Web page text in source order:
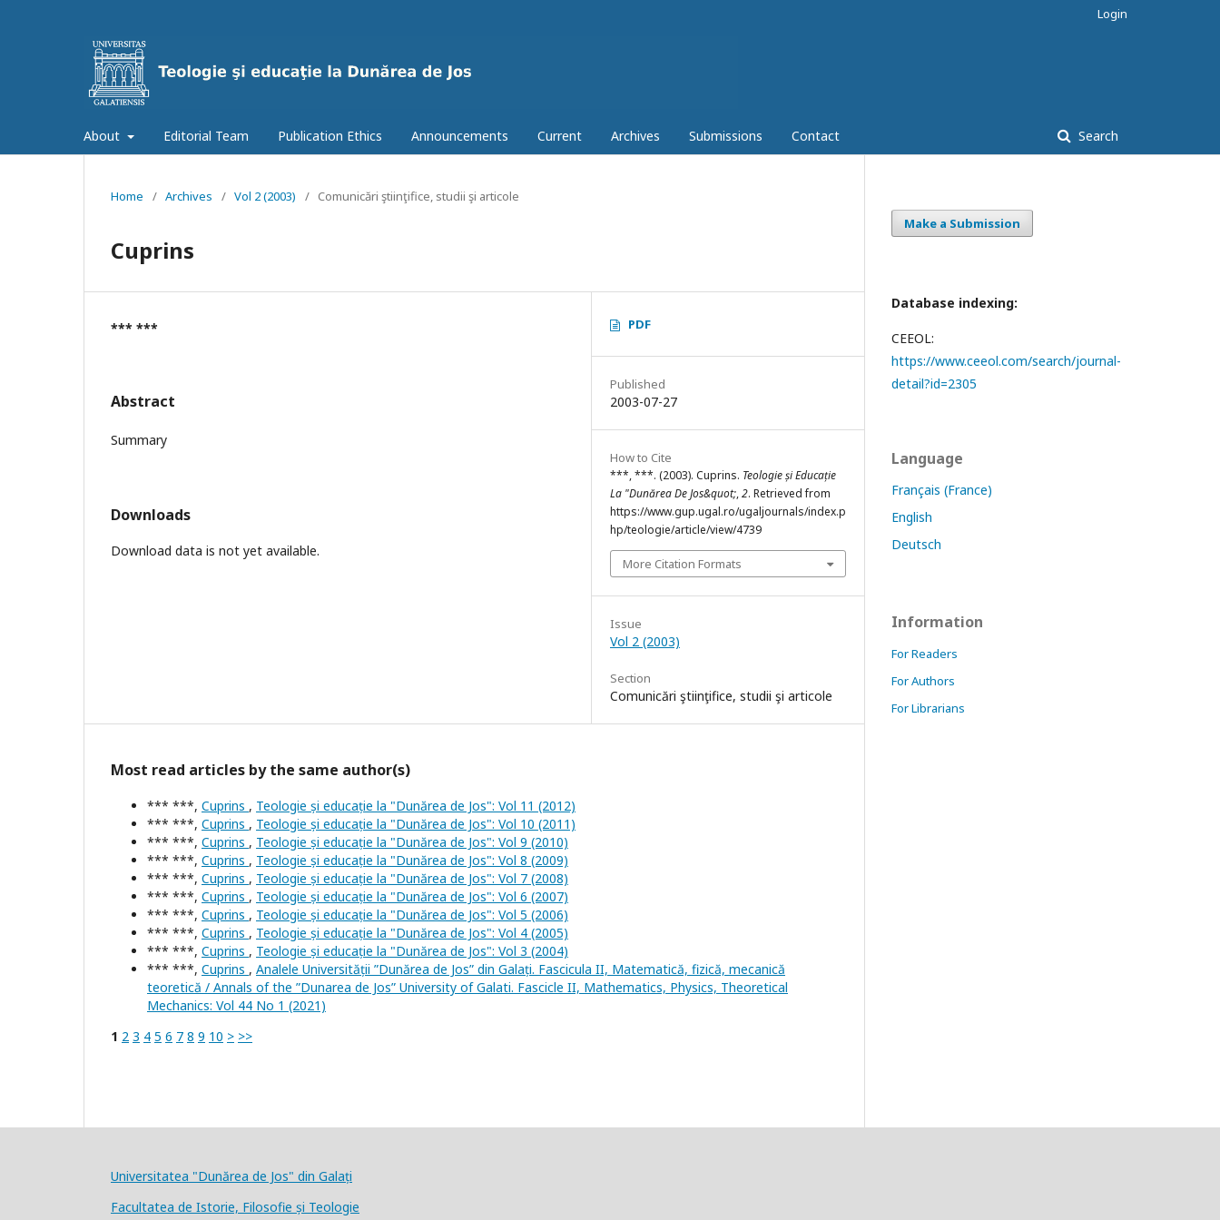
About Editorial Team Publication Ethics Announcements Current Archives Submissions Contact Search
Login
Home / Archives / Vol 2 (2003) / Comunicări ştiinţifice, studii şi articole
Cuprins
*** ***
Abstract
Summary
Downloads
Download data is not yet available.
PDF
Published
2003-07-27
How to Cite
***, ***. (2003). Cuprins. Teologie și Educație
La "Dunărea De Jos&quot;,2. Retrieved from
https://www.gup.ugal.ro/ugaljournals/index.p
hp/teologie/article/view/4739
More Citation Formats
Issue
Vol 2 (2003)
Section
Comunicări ştiinţifice, studii şi articole
Most read articles by the same author(s)
*** ***, Cuprins , Teologie și educație la "Dunărea de Jos": Vol 11 (2012)
*** ***, Cuprins , Teologie și educație la "Dunărea de Jos": Vol 10 (2011)
*** ***, Cuprins , Teologie și educație la "Dunărea de Jos": Vol 9 (2010)
*** ***, Cuprins , Teologie și educație la "Dunărea de Jos": Vol 8 (2009)
*** ***, Cuprins , Teologie și educație la "Dunărea de Jos": Vol 7 (2008)
*** ***, Cuprins , Teologie și educație la "Dunărea de Jos": Vol 6 (2007)
*** ***, Cuprins , Teologie și educație la "Dunărea de Jos": Vol 5 (2006)
*** ***, Cuprins , Teologie și educație la "Dunărea de Jos": Vol 4 (2005)
*** ***, Cuprins , Teologie și educație la "Dunărea de Jos": Vol 3 (2004)
*** ***, Cuprins , Analele Universității ”Dunărea de Jos” din Galați. Fascicula II, Matematică, fizică, mecanică
teoretică / Annals of the ”Dunarea de Jos” University of Galati. Fascicle II, Mathematics, Physics, Theoretical
Mechanics: Vol 44 No 1 (2021)
1 2 3 4 5 6 7 8 9 10 > >>
Make a Submission
Database indexing:
CEEOL:
https://www.ceeol.com/search/journal-
detail?id=2305
Language
Français (France)
English
Deutsch
Information
For Readers
For Authors
For Librarians
Universitatea "Dunărea de Jos" din Galați
Facultatea de Istorie, Filosofie și Teologie